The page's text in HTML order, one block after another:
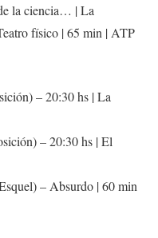
la ciencia… | La
físico | 65 min | ATP
– 20:30 hs | La
– 20:30 hs | El
– Absurdo | 60 min